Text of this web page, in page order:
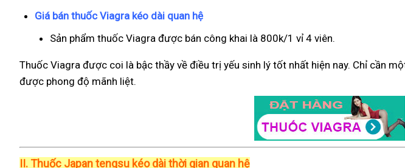
Giá bán thuốc Viagra kéo dài quan hệ
Sản phẩm thuốc Viagra được bán công khai là 800k/1 vỉ 4 viên.
Thuốc Viagra được coi là bậc thầy về điều trị yếu sinh lý tốt nhất hiện nay. Chỉ cần
được phong độ mãnh liệt.
II. Thuốc Japan tengsu kéo dài thời gian quan hệ